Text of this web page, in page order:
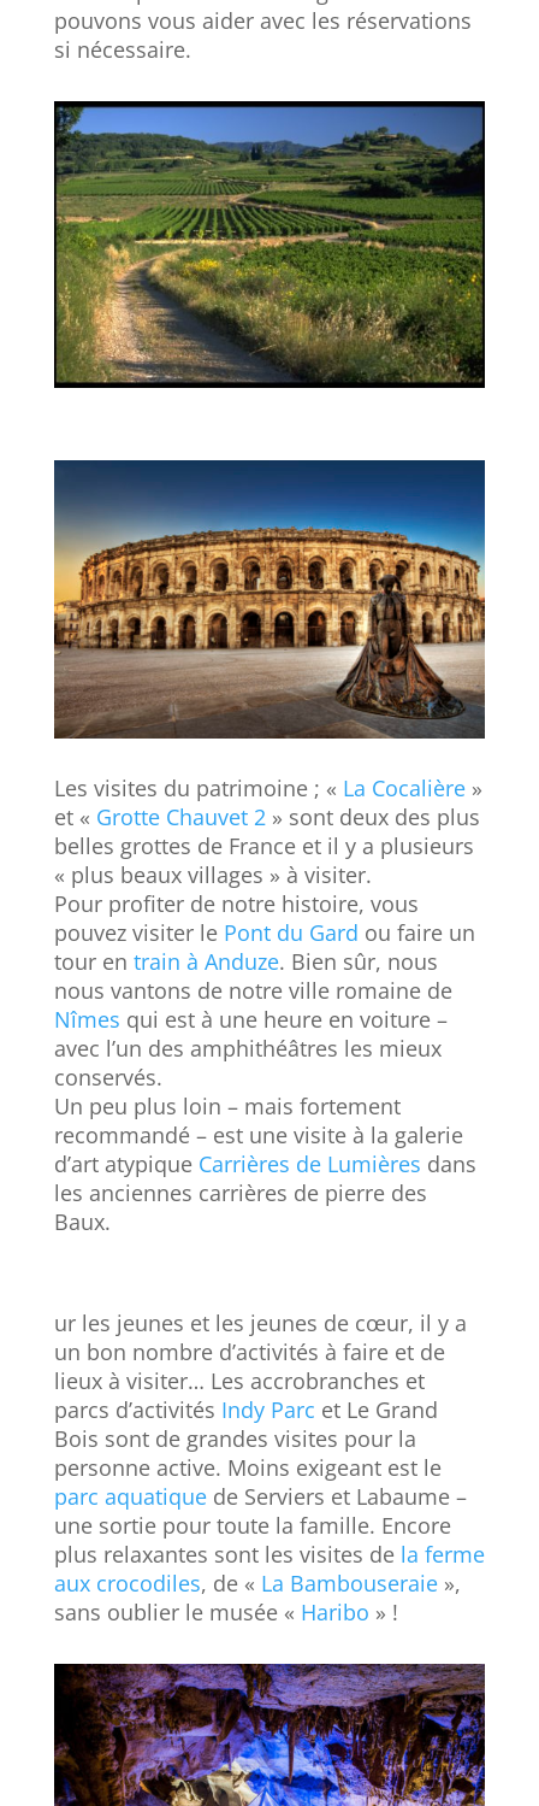
pouvons vous aider avec les réservations
si nécessaire.
Les visites du patrimoine ; « La Cocalière »
et « Grotte Chauvet 2 » sont deux des plus
belles grottes de France et il y a plusieurs
« plus beaux villages » à visiter.
Pour profiter de notre histoire, vous
pouvez visiter le Pont du Gard ou faire un
tour en train à Anduze. Bien sûr, nous
nous vantons de notre ville romaine de
Nîmes qui est à une heure en voiture –
avec l’un des amphithéâtres les mieux
conservés.
Un peu plus loin – mais fortement
recommandé – est une visite à la galerie
d’art atypique Carrières de Lumières dans
les anciennes carrières de pierre des
Baux.
ur les jeunes et les jeunes de cœur, il y a
un bon nombre d’activités à faire et de
lieux à visiter… Les accrobranches et
parcs d’activités Indy Parc et Le Grand
Bois sont de grandes visites pour la
personne active. Moins exigeant est le
parc aquatiquede Serviers et Labaume –
une sortie pour toute la famille. Encore
plus relaxantes sont les visites de la ferme
aux crocodiles, de « La Bambouseraie»,
sans oublier le musée « Haribo » !